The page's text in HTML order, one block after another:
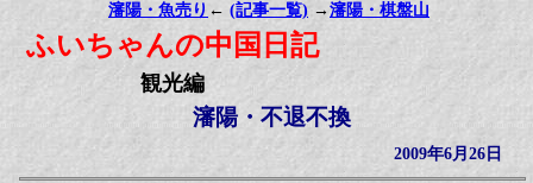
瀋陽・魚売り ← (記事一覧) →瀋陽・棋盤山
ふいちゃんの中国日記
観光編
瀋陽・不退不換
2009年6月26日